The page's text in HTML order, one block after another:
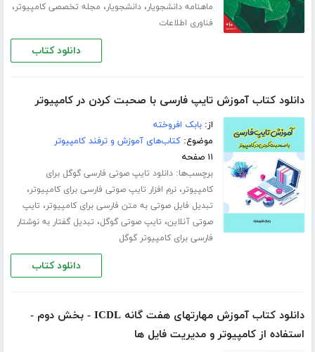
ماهنامه دانشجویار،دانشجویار، مجله تخصصی کامپیوتر،
فناوری اطلاعات
دانلود کتاب
دانلود کتاب آموزش تایپ فارسی با صحبت کردن در کامپیوتر
از:بابک افروخته
موضوع:کتاب‌های آموزش و ترفند کامپیوتر
۱۱ صفحه
برچسب‌ها:دانلود تایپ صوتی فارسی گوگل برای
کامپیوتر،نرم افزار تایپ صوتی فارسی برای کامپیوتر،
تبدیل فایل صوتی به متن فارسی برای کامپیوتر، تایپ
صوتی آنلاین، تایپ صوتی گوگل، تبدیل گفتار به نوشتار
فارسی برای کامپیوتر گوگل
دانلود کتاب
دانلود کتاب آموزش مهارتهای هفت گانه ICDL - بخش دوم -
استفاده از کامپیوتر و مدیریت فایل ها